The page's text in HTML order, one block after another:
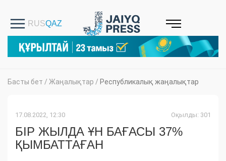
Басты бет / Жаңалықтар / Республикалық жаңалықтар
17.08.2022, 12:30 Оқылды: 301
БІР ЖЫЛДА ҰН БАҒАСЫ 37%
ҚЫМБАТТАҒАН